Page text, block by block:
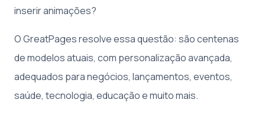
inserir animações?
O GreatPages resolve essa questão: são centenas
de modelos atuais, com personalização avançada,
adequados para negócios, lançamentos, eventos,
saúde, tecnologia, educação e muito mais.